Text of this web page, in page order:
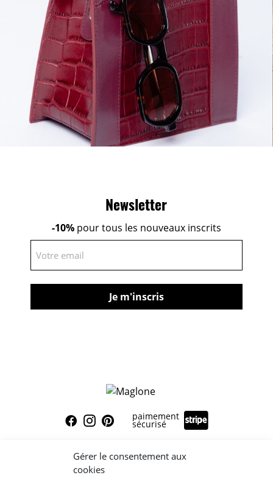
Gérer le consentement aux
cookies
Newsletter
-10%pour tous les nouveaux inscrits
mail
paimement
sécurisé